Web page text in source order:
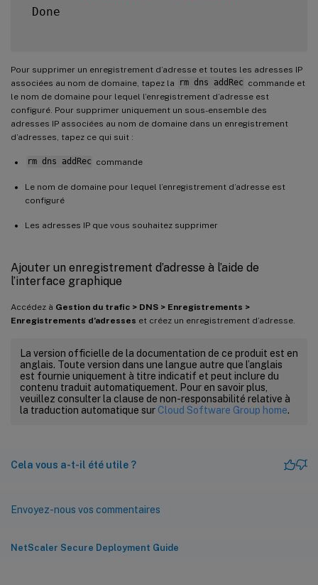
Done
Pour supprimer un enregistrement d’adresse et toutes les adresses IP
associées au nom de domaine, tapez la
rm dns addRec commande et
le nom de domaine pour lequel l’enregistrement d’adresse est
configuré. Pour supprimer uniquement un sous-ensemble des
adresses IP associées au nom de domaine dans un enregistrement
d’adresses, tapez ce qui suit :
rm dns addRec commande
Le nom de domaine pour lequel l’enregistrement d’adresse est
configuré
Les adresses IP que vous souhaitez supprimer
Ajouter un enregistrement d’adresse à l’aide de
l’interface graphique
Accédez à Gestion du trafic > DNS > Enregistrements >
Enregistrements d’adresses et créez un enregistrement d’adresse.
La version officielle de la documentation de ce produit est en
anglais. Toute version dans une langue autre que l’anglais
est fournie uniquement à titre indicatif et peut inclure du
contenu traduit automatiquement. Pour en savoir plus,
veuillez consulter la clause de non-responsabilité relative à
la traduction automatique sur Cloud Software Group home.
Cela vous a-t-il été utile ?
Envoyez-nous vos commentaires
NetScaler Secure Deployment Guide